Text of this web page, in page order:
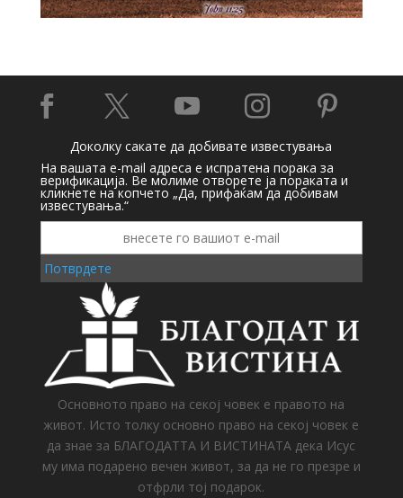
    
Доколку сакате да добивате известувања
На вашата e-mail адреса е испратена порака за
верификација. Ве молиме отворете ја пораката и
кликнете на копчето „Да, прифаќам да добивам
известувања.“
Потврдете
Основното право на секој човек е правото на
живот. Исто толку основно право на секој човек е
да знае за БЛАГОДАТТА И ВИСТИНАТА дека Исус
му има подарено вечен живот, за да не го презре и
отфрли тој подарок.